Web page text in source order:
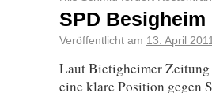
SPD Besigheim
Veröffentlicht am 13. April
Laut Bietigheimer
eine klare Position gegen